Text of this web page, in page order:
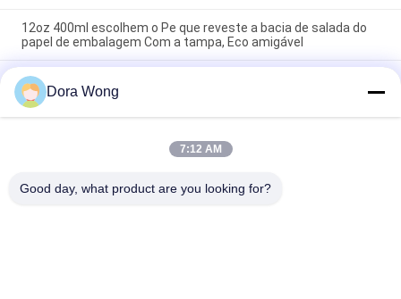
12oz 400ml escolhem o Pe que reveste a bacia de salada do
papel de embalagem Com a tampa, Eco amigável
O PE revestiu o copo da sobremesa das bacias do papel de
embalagem Do alimento da salada de 16oz 500ml Matt com a
tampa
Kitchenware descartável resistente redondo das bacias de
sopa de 42oz 1300ml com a tampa clara do ANIMAL DE
Dora Wong
7:12 AM
Good day, what product are you looking for?